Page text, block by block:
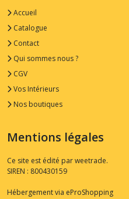
Accueil
Catalogue
Contact
Qui sommes nous ?
CGV
Vos Intérieurs
Nos boutiques
Mentions légales
Ce site est édité par weetrade.
SIREN : 800430159
Hébergement via eProShopping